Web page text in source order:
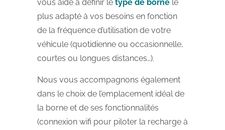
vous aide à définir le type de borne le
plus adapté à vos besoins en fonction
de la fréquence d’utilisation de votre
véhicule (quotidienne ou occasionnelle,
courtes ou longues distances…).
Nous vous accompagnons également
dans le choix de l’emplacement idéal de
la borne et de ses fonctionnalités
(connexion wifi pour piloter la recharge à